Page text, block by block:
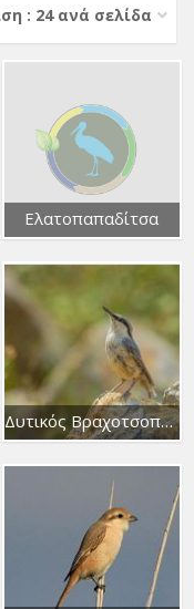
: 24 ανά σελίδα
Ελατοπαπαδίτσα
Δυτικός Βραχοτσοπανάκος